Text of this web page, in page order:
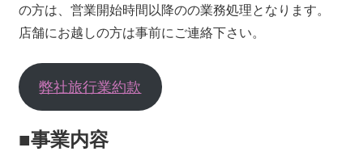
の方は、営業開始時間以降のの業務処理となります。
店舗にお越しの方は事前にご連絡下さい。
弊社旅行業約款
■事業内容